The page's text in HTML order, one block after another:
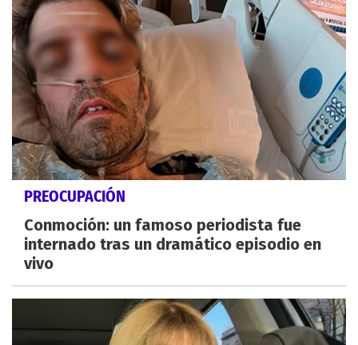
PREOCUPACIÓN
Conmoción: un famoso periodista fue
internado tras un dramático episodio en
vivo